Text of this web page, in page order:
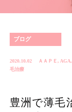
ブログ
2020.10.02 ＡＡＰＥ, AGA,
毛治療
豊洲で薄毛